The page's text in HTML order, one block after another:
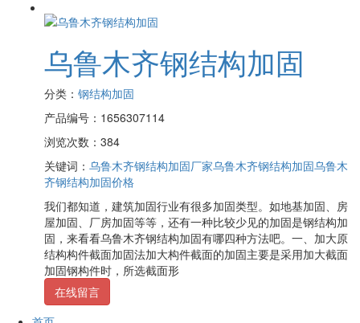
乌鲁木齐钢结构加固
分类： 钢结构加固
产品编号：1656307114
浏览次数：384
关键词： 乌鲁木齐钢结构加固厂家乌鲁木齐钢结构加固乌鲁木
齐钢结构加固价格
我们都知道，建筑加固行业有很多加固类型。如地基加固、房
屋加固、厂房加固等等，还有一种比较少见的加固是钢结构加
固，来看看乌鲁木齐钢结构加固有哪四种方法吧。一、加大原
结构构件截面加固法加大构件截面的加固主要是采用加大截面
加固钢构件时，所选截面形
在线留言